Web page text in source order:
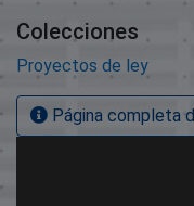
Colecciones
Proyectos de ley
Página completa